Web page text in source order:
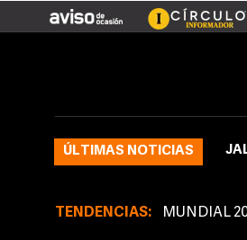
ÚLTIMAS NOTICIAS
TENDENCIAS: MUNDIAL